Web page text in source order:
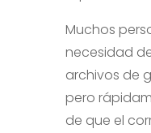
Muchos
necesidad
archivos de
pero
de que el